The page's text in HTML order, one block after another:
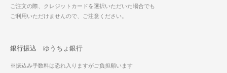
ご注文の際、クレジットカードを選択いただいた場合でも
ご利用いただけませんので、ご注意ください。
銀行振込 ゆうちょ銀行
※振込み手数料は恐れ入りますがご負担願います